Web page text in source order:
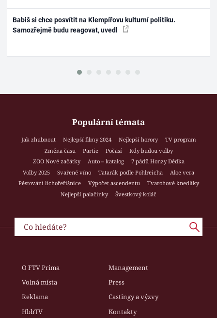
Babiš si chce posvítit na Klempířovu kulturní politiku.
Samozřejmě budu reagovat, uvedl
Populární témata
Jak zhubnout Nejlepší filmy 2024 Nejlepší horory
TV program
Změna času
Partie Počasí
Kdy budou volby
ZOO Nové začátky
Auto – katalog
7 pádů Honzy Dědka
Volby 2025
Svařené víno Tatarák podle Pohlreicha
Aloe vera
Pěstování lichořeřišnice
Výpočet ascendentu
Tvarohové knedlíky
Nejlepší palačinky
Švestkový koláč
O FTV Prima
Management
Volná místa
Press
Reklama
Castingy a výzvy
HbbTV
Kontakty